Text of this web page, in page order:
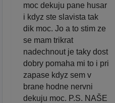
moc dekuju pane husar
i kdyz ste slavista tak
dik moc. Jo a to stim ze
se mam trikrat
nadechnout je taky dost
dobry pomaha mi to i pri
zapase kdyz sem v
brane hodne nervni
dekuju moc. P.S. NAŠE